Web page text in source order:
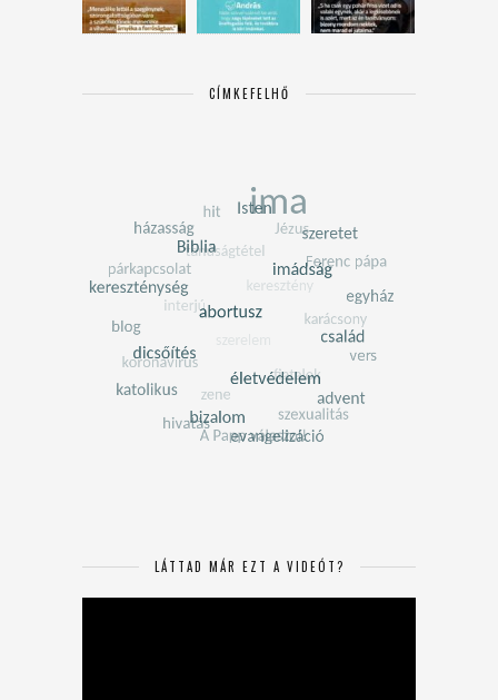
CÍMKEFELHŐ
LÁTTAD MÁR EZT A VIDEÓT?